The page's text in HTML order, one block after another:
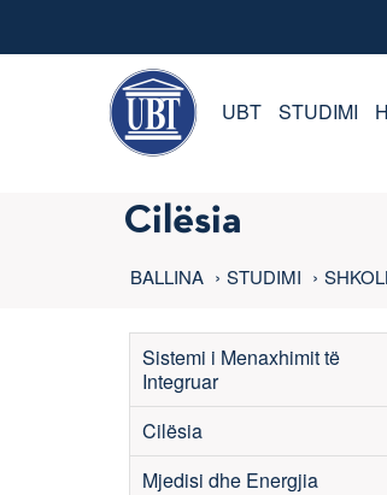
UBT STUDIMI
Cilësia
BALLINA STUDIMI
Sistemi i Menaxhimit të
Integruar
Cilësia
Mjedisi dhe Energjia